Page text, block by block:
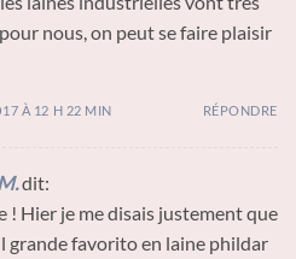
nous, on peut se faire plaisir
À 12 H 22 MIN RÉPONDRE
dit:
! Hier je me disais justement que
grande favorito en laine phildar